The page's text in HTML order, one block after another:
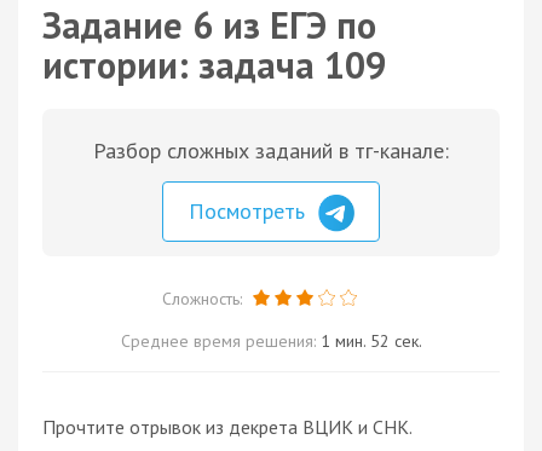
Задание 6 из ЕГЭ по
истории: задача 109
Разбор сложных заданий в тг-канале:
Посмотреть
Сложность:
Среднее время решения: 1 мин. 52 сек.
Прочтите отрывок из декрета ВЦИК и СНК.